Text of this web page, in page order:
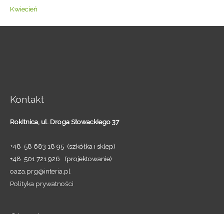
Kwiecień
Kontakt
Rokitnica, ul. Droga Słowackiego 37
+48 58 683 18 95 (szkółka i sklep)
+48 501 721 926 (projektowanie)
oaza.prg@interia.pl
Polityka prywatności